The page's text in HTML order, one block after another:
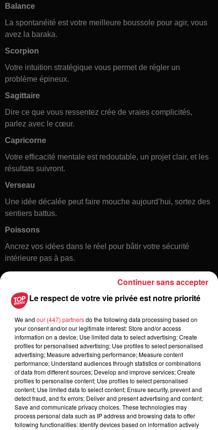
Balance
La spontanéité est votre meilleure boussole pour agir, vous
avez la baraka.
Scorpion
Votre intuition stratégique vous permet de régler un
problème épineux.
Sagittaire
Dire ce que vous ressentez crée de vraies complicités,
parlez avec le cœur.
Capricorne
Votre efficacité mentale est redoutable, un projet clair, et les
résultats suivront.
Verseau
Une idée décalée peut faire mouche aujourd’hui, sortez des
sentiers battus.
Poissons
Ancrez vos idées dans le réel pour bâtir votre sécurité
intérieure pas à pas.
Toute l'actu
6 août 2026
À Hoerdt, de l’eau brune sort des
robinets
Le respect de votre vie privée est notre priorité
We and our (447) partnersdo the following data processing based on
your consent and/or our legitimate interest: Store and/or access
information on a device; Use limited data to select advertising; Create
profiles for personalised advertising; Use profiles to select personalised
advertising; Measure advertising performance; Measure content
performance; Understand audiences through statistics or combinations
of data from different sources; Develop and improve services; Create
profiles to personalise content; Use profiles to select personalised
content; Use limited data to select content; Ensure security, prevent and
detect fraud, and fix errors; Deliver and present advertising and content;
Save and communicate privacy choices. These technologies may
process personal data such as IP address and browsing data to offer
following functionalities: Identify devices based on information actively
Continuer sans accepter